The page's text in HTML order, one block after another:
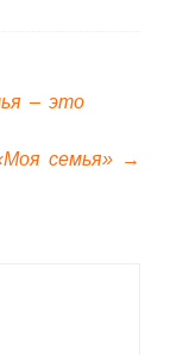
– это
семья» →